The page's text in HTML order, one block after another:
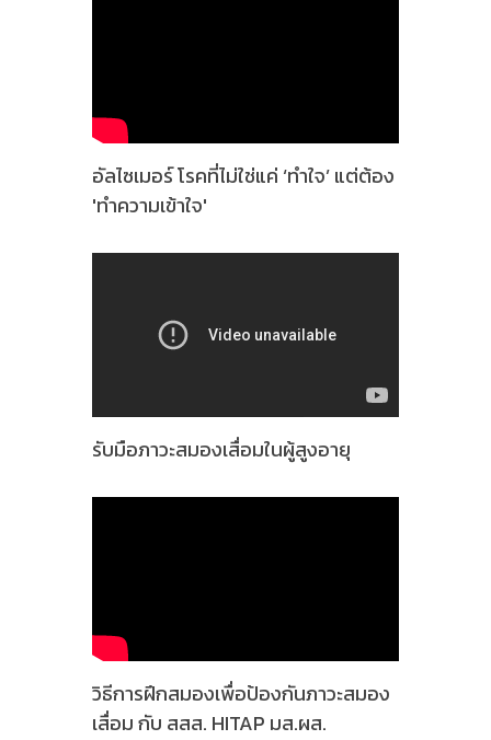
อัลไซเมอร์ โรคที่ไม่ใช่แค่ ‘ทำใจ’ แต่ต้อง
'ทำความเข้าใจ'
รับมือภาวะสมองเสื่อมในผู้สูงอายุ
วิธีการฝึกสมองเพื่อป้องกันภาวะสมอง
เสื่อม กับ สสส. HITAP มส.ผส.